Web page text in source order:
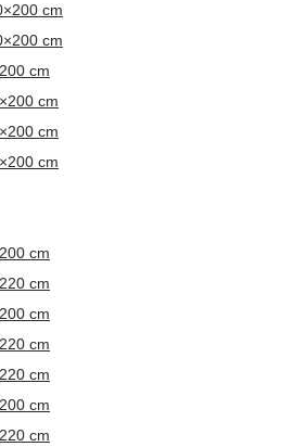
cm
cm
cm
cm
cm
cm
cm
cm
cm
cm
cm
cm
cm